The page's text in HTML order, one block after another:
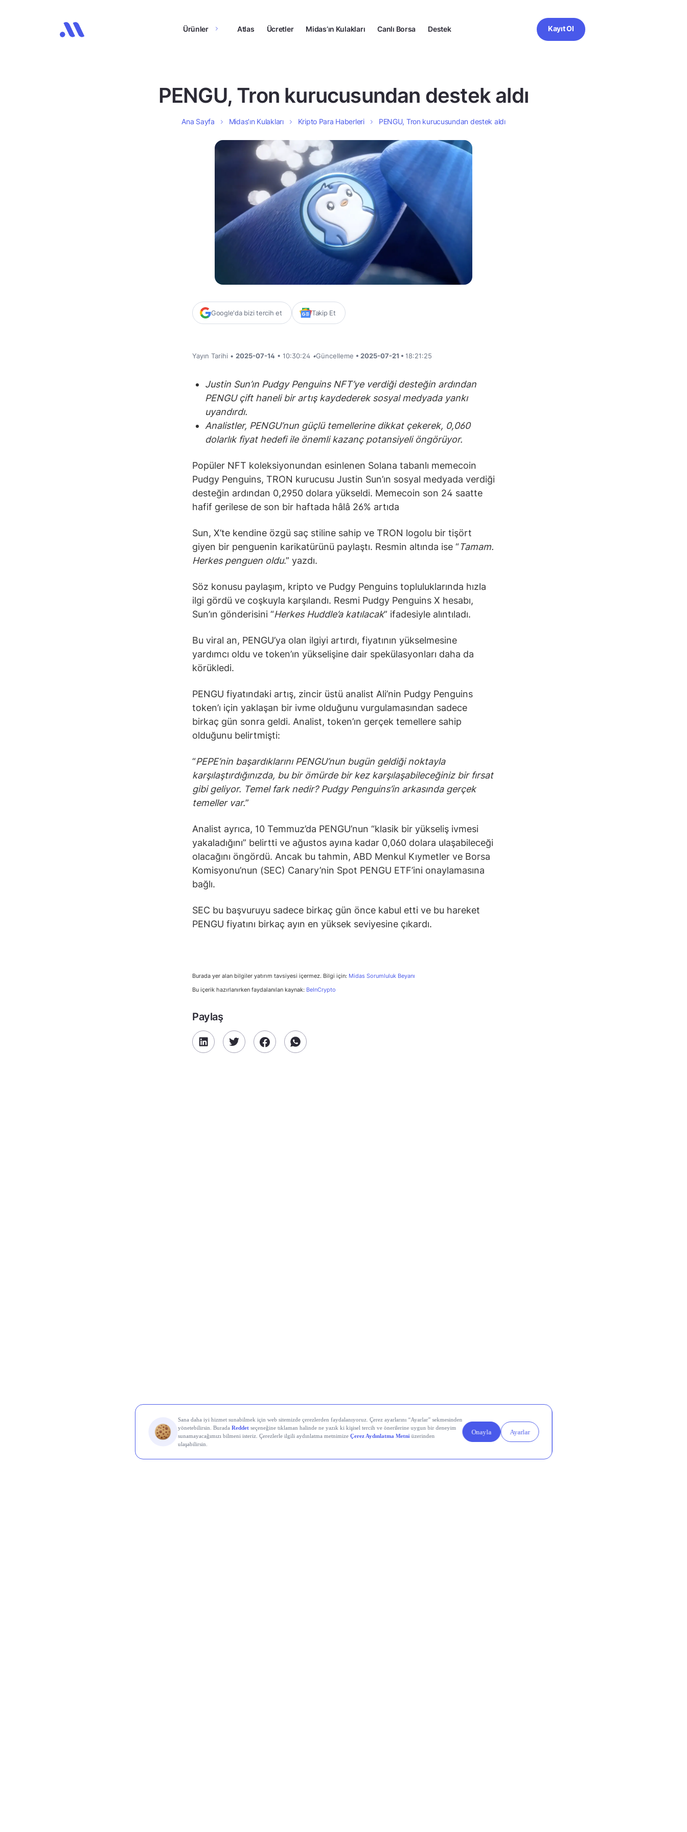
Ürünler Atlas Ücretler Midas’ın Kulakları Canlı Borsa Destek Kayıt Ol
PENGU, Tron kurucusundan destek aldı
Ana Sayfa Midas’ın Kulakları Kripto Para Haberleri PENGU, Tron kurucusundan destek aldı
Google'da bizi tercih et Takip Et
Yayın Tarihi • 2025-07-14 • 10:30:24 •Güncelleme • 2025-07-21 • 18:21:25
Justin Sun’ın Pudgy Penguins NFT’ye verdiği desteğin ardından
PENGU çift haneli bir artış kaydederek sosyal medyada yankı
uyandırdı.
Analistler, PENGU’nun güçlü temellerine dikkat çekerek, 0,060
dolarlık fiyat hedefi ile önemli kazanç potansiyeli öngörüyor.
Popüler NFT koleksiyonundan esinlenen Solana tabanlı memecoin
Pudgy Penguins, TRON kurucusu Justin Sun’ın sosyal medyada verdiği
desteğin ardından 0,2950 dolara yükseldi. Memecoin son 24 saatte
hafif gerilese de son bir haftada hâlâ 26% artıda
Sun, X’te kendine özgü saç stiline sahip ve TRON logolu bir tişört
giyen bir penguenin karikatürünü paylaştı. Resmin altında ise “Tamam.
Herkes penguen oldu.” yazdı.
Söz konusu paylaşım, kripto ve Pudgy Penguins topluluklarında hızla
ilgi gördü ve coşkuyla karşılandı. Resmi Pudgy Penguins X hesabı,
Sun’ın gönderisini “Herkes Huddle’a katılacak” ifadesiyle alıntıladı.
Bu viral an, PENGU’ya olan ilgiyi artırdı, fiyatının yükselmesine
yardımcı oldu ve token’ın yükselişine dair spekülasyonları daha da
körükledi.
PENGU fiyatındaki artış, zincir üstü analist Ali’nin Pudgy Penguins
token’ı için yaklaşan bir ivme olduğunu vurgulamasından sadece
birkaç gün sonra geldi. Analist, token’ın gerçek temellere sahip
olduğunu belirtmişti:
“PEPE’nin başardıklarını PENGU’nun bugün geldiği noktayla
karşılaştırdığınızda, bu bir ömürde bir kez karşılaşabileceğiniz bir fırsat
gibi geliyor. Temel fark nedir? Pudgy Penguins’in arkasında gerçek
temeller var.”
Analist ayrıca, 10 Temmuz’da PENGU’nun “klasik bir yükseliş ivmesi
yakaladığını” belirtti ve ağustos ayına kadar 0,060 dolara ulaşabileceği
olacağını öngördü. Ancak bu tahmin, ABD Menkul Kıymetler ve Borsa
Komisyonu’nun (SEC) Canary’nin Spot PENGU ETF’ini onaylamasına
bağlı.
SEC bu başvuruyu sadece birkaç gün önce kabul etti ve bu hareket
PENGU fiyatını birkaç ayın en yüksek seviyesine çıkardı.
Burada yer alan bilgiler yatırım tavsiyesi içermez. Bilgi için: Midas Sorumluluk Beyanı
Bu içerik hazırlanırken faydalanılan kaynak: BeInCrypto
Paylaş